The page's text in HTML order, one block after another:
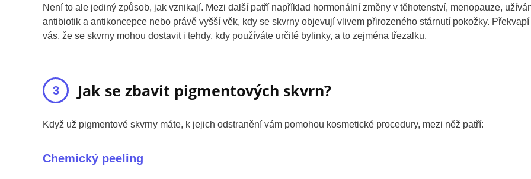
Není to ale jediný způsob, jak vznikají. Mezi další patří například hormonální změny v těhotenství, menopauze,
antibiotik a antikoncepce nebo právě vyšší věk, kdy se skvrny objevují vlivem přirozeného stárnutí pokožky. Překvapí
vás, že se skvrny mohou dostavit i tehdy, kdy používáte určité bylinky, a to zejména třezalku.
Jak se zbavit pigmentových skvrn?
Když už pigmentové skvrny máte, k jejich odstranění vám pomohou kosmetické procedury, mezi něž patří:
Chemický peeling